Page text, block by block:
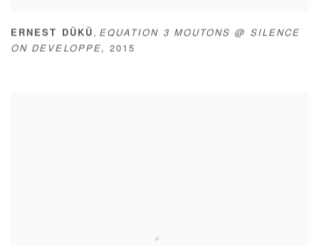
ERNEST DÜKÜ , EQUATION 3 MOUTONS @ SILENCE
ON DEVELOPPE ,2015